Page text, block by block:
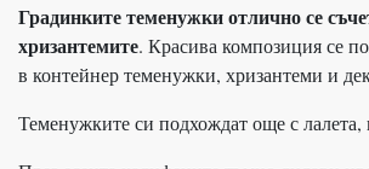
Градинките теменужки отлично се
хризантемите. Красива композиция се
в контейнер теменужки, хризантеми и
Теменужките си подхождат още с лалета,